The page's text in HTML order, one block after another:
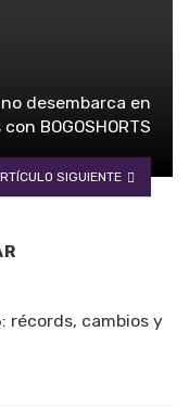
desembarca en
BOGOSHORTS
SIGUIENTE
récords, cambios y